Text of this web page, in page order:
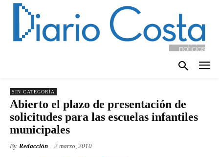
SIN CATEGORÍA
Abierto el plazo de presentación de
solicitudes para las escuelas infantiles
municipales
By Redacción 2 marzo, 2010